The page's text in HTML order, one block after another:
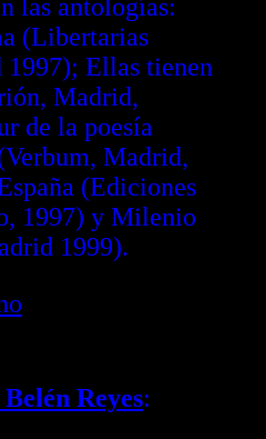
las antologías:
(Libertarias
Ellas tienen
Madrid,
de la poesía
Madrid,
(Ediciones
1997) y Milenio
1999).
Reyes: